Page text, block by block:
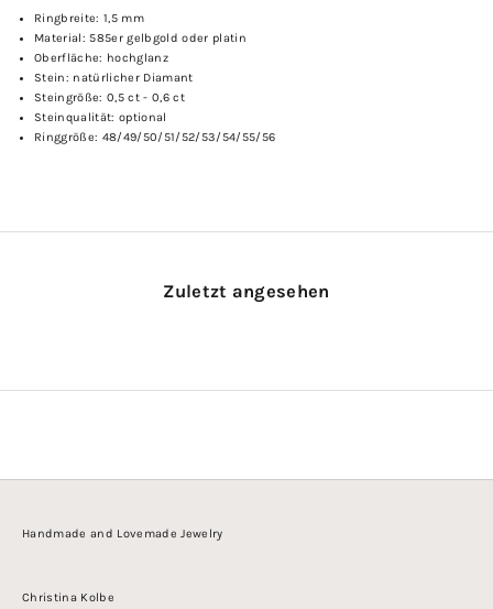
Ringbreite: 1,5 mm
Material: 585er gelbgold oder platin
Oberfläche: hochglanz
Stein: natürlicher Diamant
Steingröße: 0,5 ct - 0,6 ct
Steinqualität: optional
Ringgröße: 48/49/50/51/52/53/54/55/56
Zuletzt angesehen
Handmade and Lovemade Jewelry
Christina Kolbe